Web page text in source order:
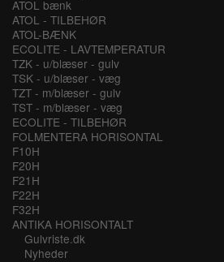
ATOL bænk
ATOL - TILBEHØR
ATOL-BÆNK
ECOLITE - LAVTEMPERATUR
TZK - u/blæser - gulv
TSK - u/blæser - væg
TZT - m/blæser - gulv
TST - m/blæser - væg
ECOLITE - TILBEHØR
FOLMENTERA HORISONTAL
F10H
F20H
F21H
F22H
F32H
ANTIKA HORISONTALT
Gulvriste.dk
Nyheder